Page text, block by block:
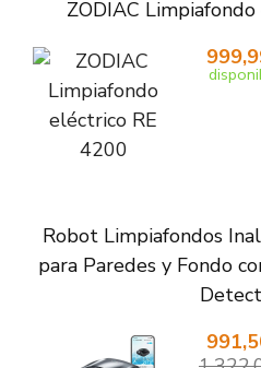
ZODIAC
Robot Limpiafondos
para Paredes y Fondo